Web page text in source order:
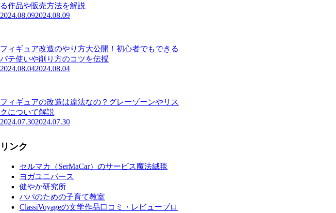
る作品や販売方法を解説
2024.08.092024.08.09
フィギュア改造のやり方大公開！初心者でもできる
パテ使いや削り方のコツを伝授
2024.08.042024.08.04
フィギュアの改造は違法なの？グレーゾーンやリス
クについて解説
2024.07.302024.07.30
リンク
セルマカ（SerMaCar）のサービス魔法絨毯
ヨガユニバース
健やか研究所
パパのための子育て教室
ClassiVoyageの文学作品口コミ・レビューブロ